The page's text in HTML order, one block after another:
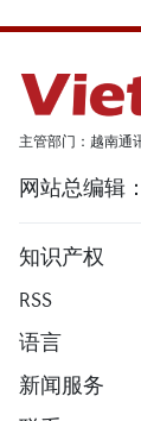
主管部门：越南通
网站总编辑
知识产权
RSS
语言
新闻服务